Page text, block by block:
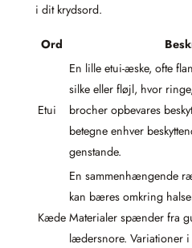
i dit krydsord.
Ord
Etui
En lille etui-æske, ofte
silke eller fløjl, hvor
brocher opbevares
betegne enhver
genstande.
Kæde
En sammenhængende
kan bæres omkring
Materialer spænder fra
lædersnore. Variationer i